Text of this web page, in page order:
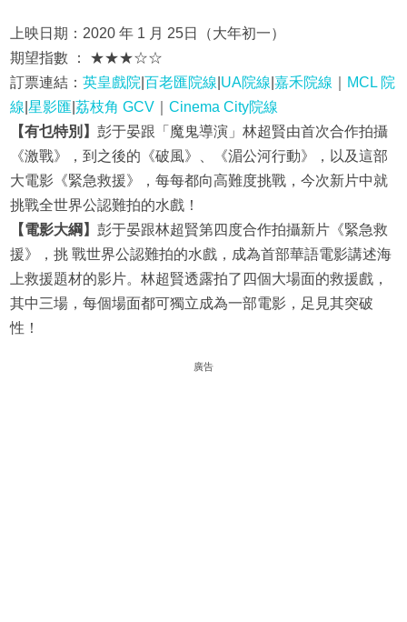
上映日期：2020 年 1 月 25日（大年初一）
期望指數 ： ★★★☆☆
訂票連結： 英皇戲院 百老匯院線 UA院線 嘉禾院線
MCL 院
線 星影匯 荔枝角 GCV｜ Cinema City院線
【有乜特別】 彭于晏跟「魔鬼導演」林超賢由首次合作拍攝
《激戰》，到之後的《破風》、《湄公河行動》，以及這部
大電影《緊急救援》，每每都向高難度挑戰，今次新片中就
挑戰全世界公認難拍的水戲！
【電影大綱】 彭于晏跟林超賢第四度合作拍攝新片《緊急救
援》，挑 戰世界公認難拍的水戲，成為首部華語電影講述海
上救援題材的影片。林超賢透露拍了四個大場面的救援戲，
其中三場，每個場面都可獨立成為一部電影，足見其突破
性！
廣告